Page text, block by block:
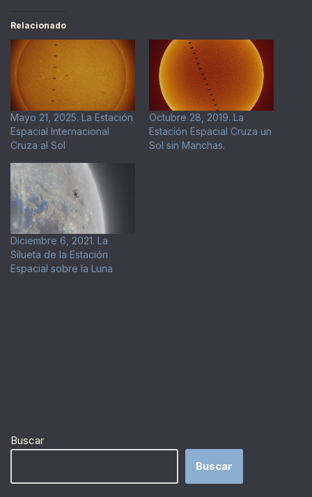
Relacionado
Mayo 21, 2025. La Estación
Espacial Internacional
Cruza al Sol
Octubre 28, 2019. La
Estación Espacial Cruza un
Sol sin Manchas.
Diciembre 6, 2021. La
Silueta de la Estación
Espacial sobre la Luna
Buscar
Buscar